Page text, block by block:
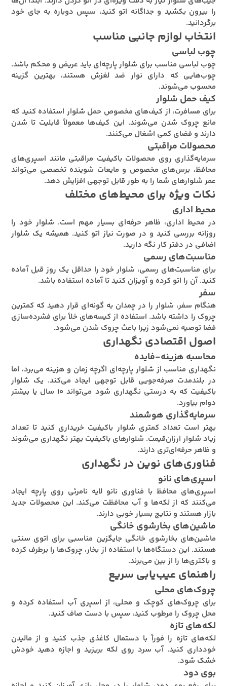
را بیرون بکشید و جداگانه اتو کنید، سپس دوباره به جای خود
برگردانید.
انتخاب لوازم جانبی مناسب
چوب لباسی
چوب لباسی مناسب برای شلوار پارچه‌ای باید عریض و محکم باشد.
چوب‌هایی که دارای نوار ضد لغزش هستند، بهترین گزینه
محسوب می‌شوند.
کیف حمل شلوار
برای مسافرت، از کیف‌های مخصوص حمل شلوار استفاده کنید که
مانع چروک شدن می‌شوند. این کیف‌ها معمولاً قابلیت تا شدن
دارند و فضای کمی اشغال می‌کنند.
محصولات مراقبتی
سرمایه‌گذاری روی محصولات باکیفیت مراقبتی مانند اسپری‌های
محافظ، برس‌های مخصوص و مایعات شوینده تخصصی می‌تواند
عمر شلوارهای شما را به طور قابل توجهی افزایش دهد.
نکات ویژه برای محیط‌های مختلف
محیط اداری
در محیط اداری، ظاهر حرفه‌ای بسیار مهم است. شلوار خود را
روزانه بررسی کنید و در صورت نیاز اتو کنید. همیشه یک شلوار
اضافی در دفتر کار نگه دارید.
مناسبت‌های رسمی
برای مناسبت‌های رسمی، شلوار خود را حداقل یک روز قبل آماده
کنید. آن را اتو کرده و آویزان کنید تا آماده استفاده باشد.
سفر
هنگام سفر، شلوار را در چمدان به گونه‌ای قرار دهید که کمترین
چروک را داشته باشد. استفاده از کیسه‌های خلأ برای فشرده‌سازی
فضا توصیه نمی‌شود زیرا باعث چروک شدن می‌شود.
اصول اقتصادی نگهداری
محاسبه هزینه-فایده
نگهداری مناسب از شلوار پارچه‌ای اگرچه زمان و هزینه می‌برد، اما
در بلندمدت صرفه‌جویی قابل توجهی ایجاد می‌کند. یک شلوار
باکیفیت که به درستی نگهداری شود می‌تواند ۱۰ سال یا بیشتر
دوام بیاورد.
سرمایه‌گذاری هوشمند
بهتر است تعداد کمتری شلوار باکیفیت خریداری کنید تا تعداد
زیاد شلوار ارزان‌قیمت. شلوارهای باکیفیت بهتر نگهداری می‌شوند
و ظاهر حرفه‌ای‌تری دارند.
فناوری‌های نوین در نگهداری
اسپری‌های نانو
اسپری‌های محافظ با فناوری نانو لایه نامرئی روی پارچه ایجاد
می‌کنند که از لکه‌ها و آب محافظت می‌کند. این محصولات جدید
بازار هستند و نتایج بسیار خوبی دارند.
ماشین‌های بخارشوی خانگی
ماشین‌های بخارشوی خانگی جایگزین مناسبی برای اتوی سنتی
هستند. این دستگاه‌ها با استفاده از بخار، چروک‌ها را برطرف کرده
و باکتری‌ها را از بین می‌برند.
راهنمای عیب‌یابی سریع
چروک‌های محلی
برای چروک‌های کوچک و محلی، از اسپری آب استفاده کرده و
محل چروک را مرطوب کنید، سپس با دست صاف کنید.
لکه‌های تازه
لکه‌های تازه را فوراً با دستمال کاغذی جذب کنید و از مالیدن
خودداری کنید. آب سرد روی لکه بریزید و اجازه دهید خودش
خشک شود.
بوی دود